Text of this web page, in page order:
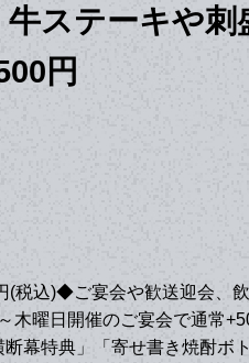
ステーキや刺
円
税込)◆ご宴会や歓送迎会、
木曜日開催のご宴会で通常
断幕特典」「寄せ書き焼酎ボ